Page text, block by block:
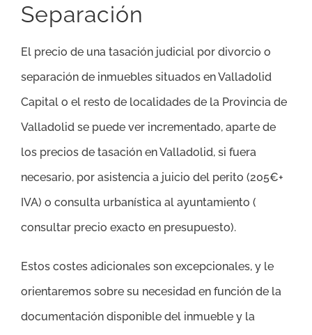
Separación
El precio de una tasación judicial por divorcio o
separación de inmuebles situados en Valladolid
Capital o el resto de localidades de la Provincia de
Valladolid se puede ver incrementado, aparte de
los precios de tasación en Valladolid, si fuera
necesario, por asistencia a juicio del perito (205€+
IVA) o consulta urbanística al ayuntamiento (
consultar precio exacto en presupuesto).
Estos costes adicionales son excepcionales, y le
orientaremos sobre su necesidad en función de la
documentación disponible del inmueble y la